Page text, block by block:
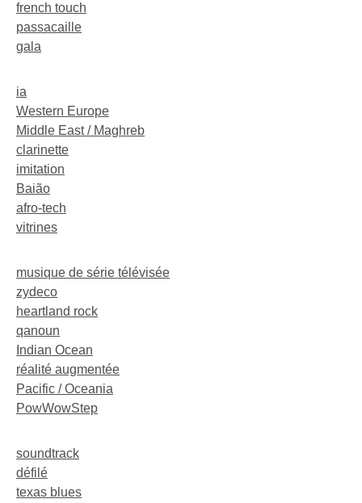
french touch
passacaille
gala
ia
Western Europe
Middle East / Maghreb
clarinette
imitation
Baião
afro-tech
vitrines
musique de série télévisée
zydeco
heartland rock
qanoun
Indian Ocean
réalité augmentée
Pacific / Oceania
PowWowStep
soundtrack
défilé
texas blues